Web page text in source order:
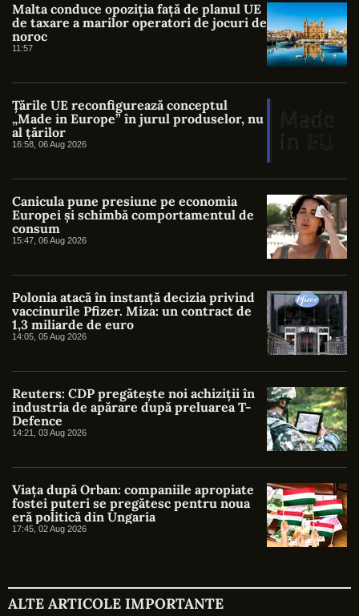
Malta conduce opoziția față de planul UE
de taxare a marilor operatori de jocuri de
noroc
11:57
Țările UE reconfigurează conceptul
„Made in Europe” în jurul produselor, nu
al țărilor
16:58, 06 Aug 2026
Canicula pune presiune pe economia
Europei și schimbă comportamentul de
consum
15:47, 06 Aug 2026
Polonia atacă în instanță decizia privind
vaccinurile Pfizer. Miza: un contract de
1,3 miliarde de euro
14:05, 05 Aug 2026
Reuters: CDP pregătește noi achiziții în
industria de apărare după preluarea T-
Defence
14:21, 03 Aug 2026
Viața după Orban: companiile apropiate
fostei puteri se pregătesc pentru noua
eră politică din Ungaria
17:45, 02 Aug 2026
ALTE ARTICOLE IMPORTANTE